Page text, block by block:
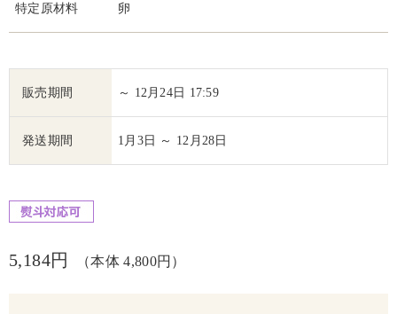
特定原材料 卵
販売期間 ～ 12月24日 17:59
発送期間 1月3日 ～ 12月28日
5,184円 （本体 4,800円）